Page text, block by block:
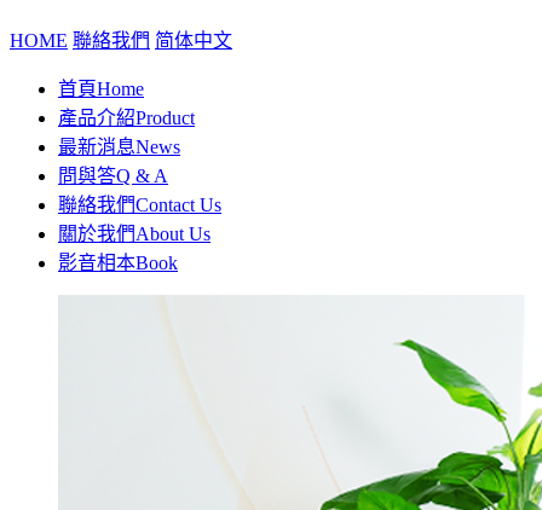
HOME 聯絡我們 简体中文
首頁Home
產品介紹Product
最新消息News
問與答Q & A
聯絡我們Contact Us
關於我們About Us
影音相本Book